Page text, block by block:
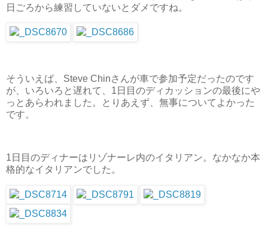
日ごろから練習していないとダメですね。
そういえば、Steve Chinさんが車で参加予定だったのです
が、いろいろと遅れて、1日目のディカッションの最後にや
っとあらわれました。とりあえず、無事についてよかった
です。
1日目のディナーはリゾナーレ内のイタリアン。なかなか本
格的なイタリアンでした。